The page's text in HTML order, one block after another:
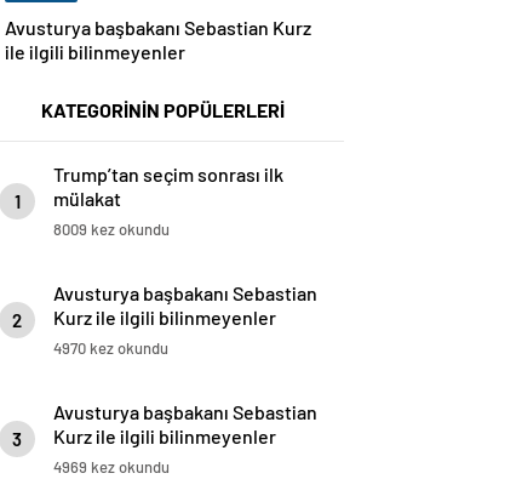
Avusturya başbakanı Sebastian Kurz
ile ilgili bilinmeyenler
KATEGORİNİN POPÜLERLERİ
1
Trump’tan seçim sonrası ilk
mülakat
8009 kez okundu
2
Avusturya başbakanı Sebastian
Kurz ile ilgili bilinmeyenler
4970 kez okundu
3
Avusturya başbakanı Sebastian
Kurz ile ilgili bilinmeyenler
4969 kez okundu